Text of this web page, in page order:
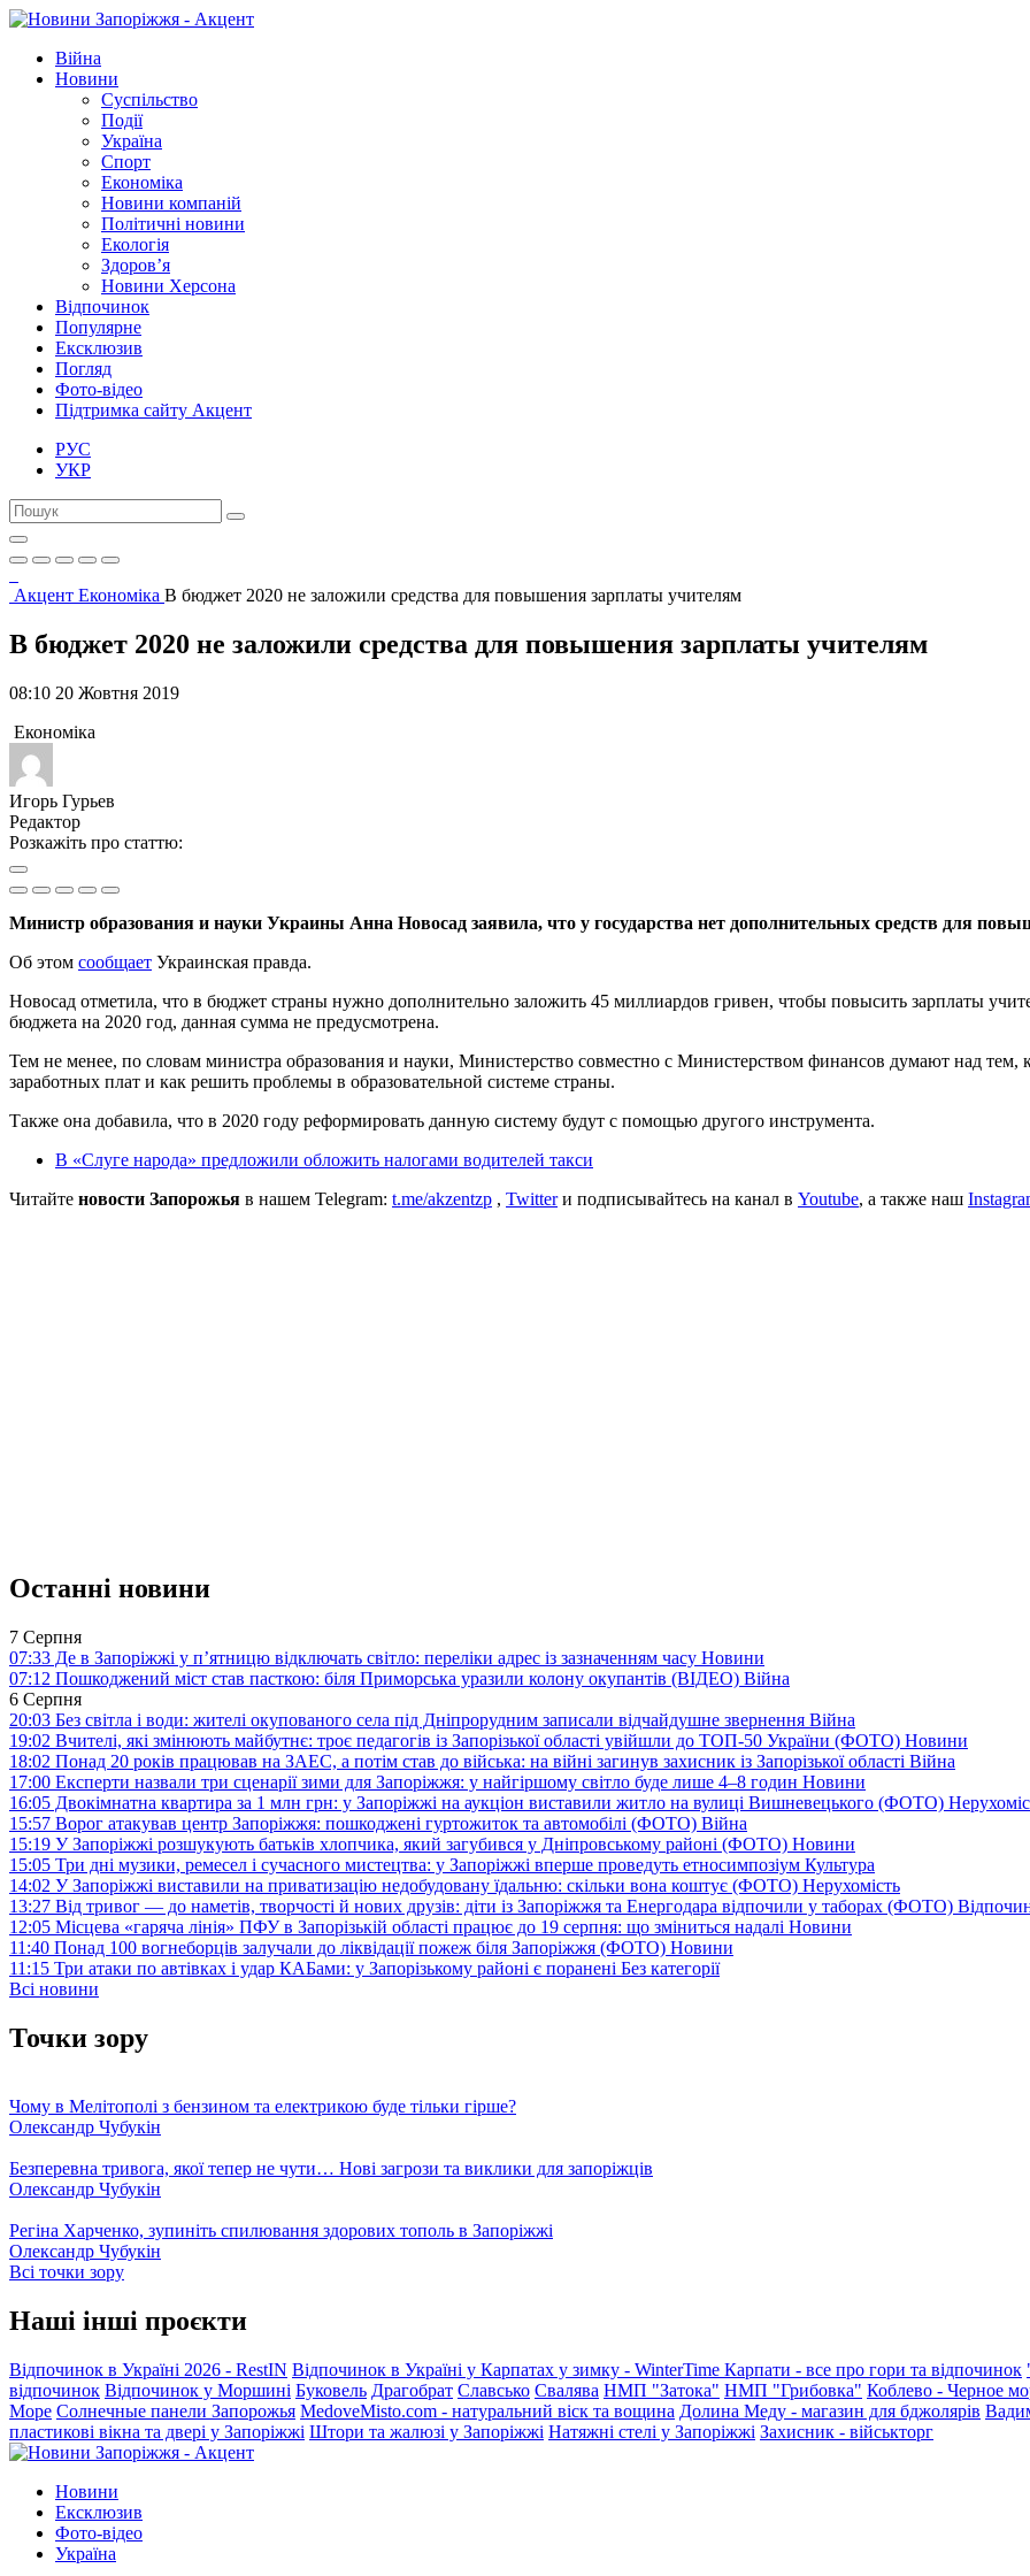
Війна
Новини
Суспільство
Події
Україна
Спорт
Економіка
Новини компаній
Політичні новини
Екологія
Здоров’я
Новини Херсона
Відпочинок
Популярне
Ексклюзив
Погляд
Фото-відео
Підтримка сайту Акцент
РУС
УКР
Акцент Економіка В бюджет 2020 не заложили средства для повышения зарплаты учителям
В бюджет 2020 не заложили средства для повышения зарплаты учителям
08:10 20 Жовтня 2019
Економіка
Игорь Гурьев
Редактор
Розкажіть про статтю:
Министр образования и науки Украины Анна Новосад заявила, что у государства нет дополнительных средств для
Об этом сообщает Украинская правда.
Новосад отметила, что в бюджет страны нужно дополнительно заложить 45 миллиардов гривен, чтобы повысить зарплаты
бюджета на 2020 год, данная сумма не предусмотрена.
Тем не менее, по словам министра образования и науки, Министерство совместно с Министерством финансов думают над
заработных плат и как решить проблемы в образовательной системе страны.
Также она добавила, что в 2020 году реформировать данную систему будут с помощью другого инструмента.
В «Слуге народа» предложили обложить налогами водителей такси
Читайте новости Запорожья в нашем Telegram: t.me/akzentzp , Twitterи подписывайтесь на канал в Youtube, а также наш
Останні новини
7 Серпня
07:33 Де в Запоріжжі у п’ятницю відключать світло: переліки адрес із зазначенням часу Новини
07:12 Пошкоджений міст став пасткою: біля Приморська уразили колону окупантів (ВІДЕО) Війна
6 Серпня
20:03 Без світла і води: жителі окупованого села під Дніпрорудним записали відчайдушне звернення Війна
19:02 Вчителі, які змінюють майбутнє: троє педагогів із Запорізької області увійшли до ТОП-50 України (ФОТО) Новини
18:02 Понад 20 років працював на ЗАЕС, а потім став до війська: на війні загинув захисник із Запорізької області Війна
17:00 Експерти назвали три сценарії зими для Запоріжжя: у найгіршому світло буде лише 4–8 годин Новини
16:05 Двокімнатна квартира за 1 млн грн: у Запоріжжі на аукціон виставили житло на вулиці Вишневецького (ФОТО)
15:57 Ворог атакував центр Запоріжжя: пошкоджені гуртожиток та автомобілі (ФОТО) Війна
15:19 У Запоріжжі розшукують батьків хлопчика, який загубився у Дніпровському районі (ФОТО) Новини
15:05 Три дні музики, ремесел і сучасного мистецтва: у Запоріжжі вперше проведуть етносимпозіум Культура
14:02 У Запоріжжі виставили на приватизацію недобудовану їдальню: скільки вона коштує (ФОТО) Нерухомість
13:27 Від тривог — до наметів, творчості й нових друзів: діти із Запоріжжя та Енергодара відпочили у таборах (ФОТО)
12:05 Місцева «гаряча лінія» ПФУ в Запорізькій області працює до 19 серпня: що зміниться надалі Новини
11:40 Понад 100 вогнеборців залучали до ліквідації пожеж біля Запоріжжя (ФОТО) Новини
11:15 Три атаки по автівках і удар КАБами: у Запорізькому районі є поранені Без категорії
Всі новини
Точки зору
Чому в Мелітополі з бензином та електрикою буде тільки гірше?
Олександр Чубукін
Безперевна тривога, якої тепер не чути… Нові загрози та виклики для запоріжців
Олександр Чубукін
Регіна Харченко, зупиніть спилювання здорових тополь в Запоріжжі
Олександр Чубукін
Всі точки зору
Наші інші проєкти
Відпочинок в Україні 2026 - RestIN Відпочинок в Україні у Карпатах у зимку - WinterTime Карпати - все про гори та відпочинок
відпочинок Відпочинок у Моршині Буковель Драгобрат Славсько Свалява НМП "Затока" НМП "Грибовка" Коблево - Черное
Море Солнечные панели Запорожья MedoveMisto.com - натуральний віск та вощина Долина Меду - магазин для бджолярів
пластикові вікна та двері у Запоріжжі Штори та жалюзі у Запоріжжі Натяжні стелі у Запоріжжі Захисник - військторг
Новини
Ексклюзив
Фото-відео
Україна